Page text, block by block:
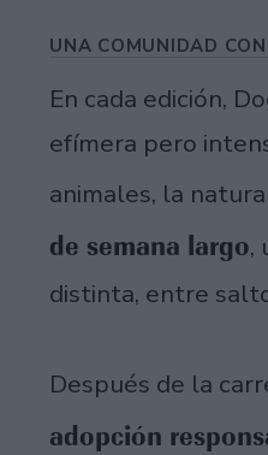
UNA COMUNIDAD
En cada edición,
efímera pero
animales, la
de semana largo,
distinta, entre
Después de la
adopción